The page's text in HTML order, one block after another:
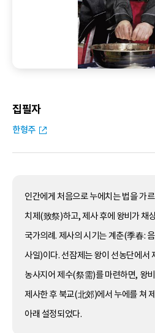
집필자
한형주
인간에게 처음으로 누에치는 법을 가
치제(致祭)하고, 제사 후에 왕비가 채
국가의례. 제사의 시기는 계춘(季春:
사일)이다. 선잠제는 왕이 선농단에서
농사지어 제수(祭需)를 마련하면, 왕
제사한 후 북교(北郊)에서 누에를 쳐
아래 설정되었다.